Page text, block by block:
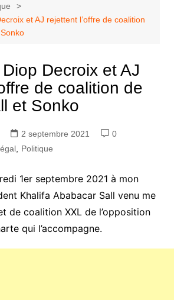
et AJ rejettent l’offre de coalition
Decroix et AJ
de coalition de
et Sonko
2 septembre 2021
0
, Politique
1er septembre 2021 à mon
Khalifa Ababacar Sall venu me
de coalition XXL de l’opposition
qui l’accompagne.